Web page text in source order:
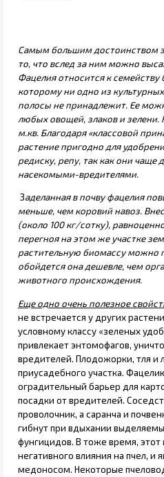
Самым большим достоинством
то, что вслед за ним можно
Фацелия относится к семейству
которому ни одно из
полосы не принадлежит. Ее
любых овощей, злаков и
м.кв. Благодаря «классовой
растение пригодно для
редиску, репу, так как они чаще
насекомыми-вредителями.
Заделанная в почву фацелия
меньше, чем коровий навоз.
(около 100 кг/сотку),
перегноя на этом же участке
растительную биомассу можно
обойдется она дешевле, чем
животного происхождения.
Еще одно очень полезное
не встречается у других
условному классу «зеленых
привлекает энтомофагов,
вредителей. Плодожорки, тля и
приусадебного участка.
оградительный барьер для
посадки от вредителей.
проволочник, а саранча и
гибнут при вдыхании
фунгицидов. В тоже время, этот
негативного влияния на пчел, и
медоносом. Некоторые